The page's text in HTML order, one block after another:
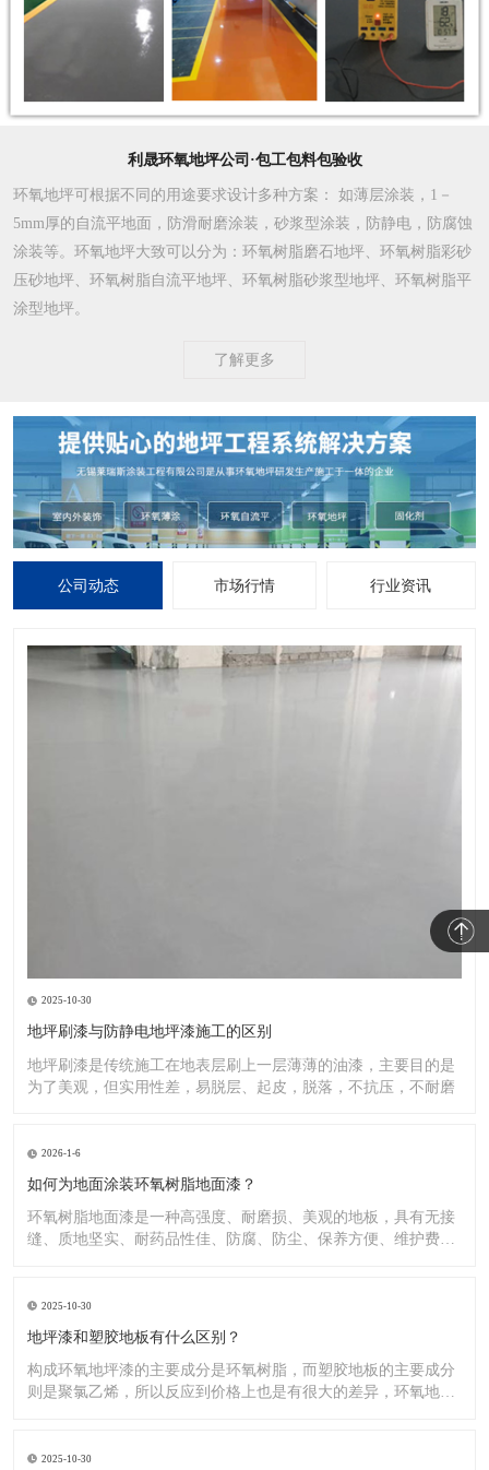
利晟环氧地坪公司·包工包料包验收
环氧地坪可根据不同的用途要求设计多种方案 ： 如薄层涂装，1－
5mm厚的自流平地面，防滑耐磨涂装，砂浆型涂装，防静电，防腐蚀
涂装等。环氧地坪大致可以分为：环氧树脂磨石地坪、环氧树脂彩砂
压砂地坪、环氧树脂自流平地坪、环氧树脂砂浆型地坪、环氧树脂平
涂型地坪。
了解更多
公司动态 市场行情 行业资讯
2025-10-30
地坪刷漆与防静电地坪漆施工的区别
地坪刷漆是传统施工在地表层刷上一层薄薄的油漆，主要目的是
为了美观，但实用性差，易脱层、起皮，脱落，不抗压，不耐磨
2026-1-6
如何为地面涂装环氧树脂地面漆？
环氧树脂地面漆是一种高强度、耐磨损、美观的地板，具有无接
缝、质地坚实、耐药品性佳、防腐、防尘、保养方便、维护费用
2025-10-30
地坪漆和塑胶地板有什么区别？
构成环氧地坪漆的主要成分是环氧树脂，而塑胶地板的主要成分
则是聚氯乙烯，所以反应到价格上也是有很大的差异，环氧地坪
2025-10-30